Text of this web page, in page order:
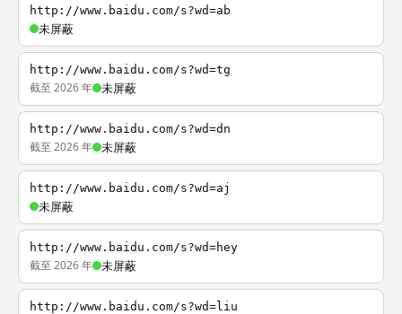
http://www.baidu.com/s?wd=ab
未屏蔽
http://www.baidu.com/s?wd=tg
截至 2026 年 未屏蔽
http://www.baidu.com/s?wd=dn
截至 2026 年 未屏蔽
http://www.baidu.com/s?wd=aj
未屏蔽
http://www.baidu.com/s?wd=hey
截至 2026 年 未屏蔽
http://www.baidu.com/s?wd=liu